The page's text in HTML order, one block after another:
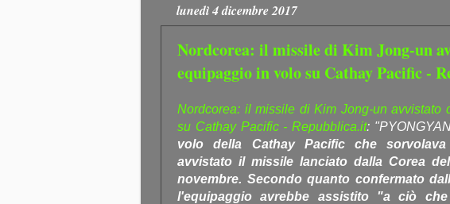
lunedì 4 dicembre 2017
Nordcorea: il missile di Kim Jong-un
equipaggio in volo su Cathay Pacific -
Nordcorea: il missile di Kim Jong-un avvistato
su Cathay Pacific - Repubblica.it:
volo della Cathay Pacific che
avvistato il missile lanciato dalla Corea
novembre. Secondo quanto confermato
l'equipaggio avrebbe assistito "a ciò